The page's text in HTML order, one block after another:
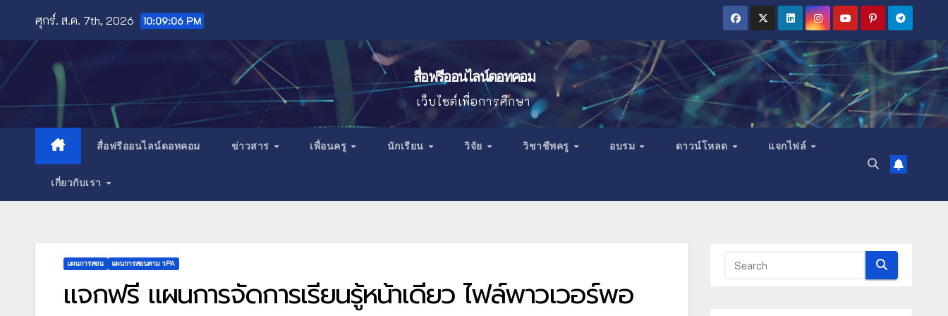
content
ศุกร์. ส.ค. 7th, 2026 10:09:08 PM
สื่อฟรีออนไลน์ดอทคอม
เว็บไซต์เพื่อการศึกษา
สื่อฟรีออนไลน์ดอทคอม ข่าวสาร เพื่อนครู นักเรียน วิจัย วิชาชีพครู อบรม ดาวน์โหลด แจกไฟล์
เกี่ยวกับเรา
แผนการสอน แผนการสอนตาม วPA
แจกฟรี แผนการจัดการเรียนรู้หน้าเดียว ไฟล์พาวเวอร์พอ